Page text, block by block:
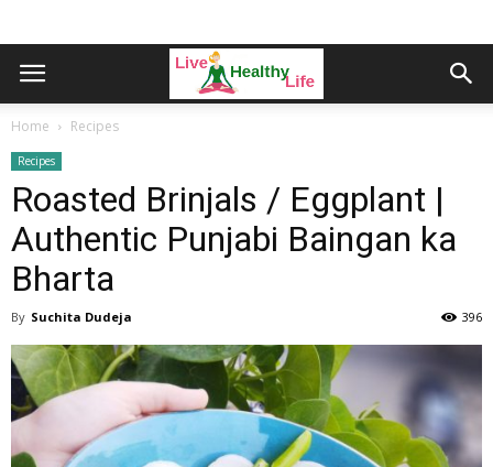
Home Recipes
Recipes
Roasted Brinjals / Eggplant |
Authentic Punjabi Baingan ka
Bharta
By Suchita Dudeja 396